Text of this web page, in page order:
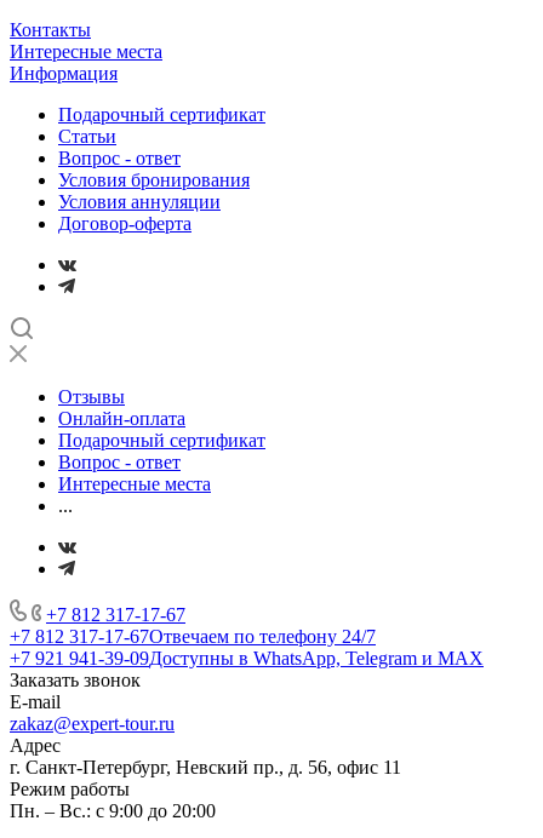
Контакты
Интересные места
Информация
Подарочный сертификат
Статьи
Вопрос - ответ
Условия бронирования
Условия аннуляции
Договор-оферта
Отзывы
Онлайн-оплата
Подарочный сертификат
Вопрос - ответ
Интересные места
...
+7 812 317-17-67
+7 812 317-17-67Отвечаем по телефону 24/7
+7 921 941-39-09Доступны в WhatsApp, Telegram и MAX
Заказать звонок
E-mail
zakaz@expert-tour.ru
Адрес
г. Санкт-Петербург, Невский пр., д. 56, офис 11
Режим работы
Пн. – Вс.: с 9:00 до 20:00